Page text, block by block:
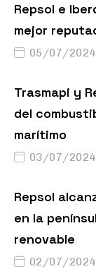
Repsol e
mejor
05/07/2024
Trasmapi y
del
marítimo
03/07/2024
Repsol
en la
renovable
02/07/2024